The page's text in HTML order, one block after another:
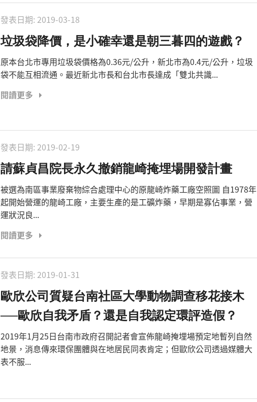
發表日期: 2019-03-18
垃圾袋降價，是小確幸還是朝三暮四的遊戲？
原本台北市專用垃圾袋價格為0.36元/公升，新北市為0.4元/公升，垃圾
袋不能互相流通。最近新北市長和台北市長達成「雙北共識...
閱讀更多
發表日期: 2019-02-19
請蘇貞昌院長永久撤銷龍崎掩埋場開發計畫
被選為南區事業廢棄物綜合處理中心的原龍崎炸藥工廠空照圖 自1978年
起開始營運的龍崎工廠，主要生產的是工礦炸藥，早期是寡佔事業，營
運狀況良...
閱讀更多
發表日期: 2019-01-31
歐欣公司質疑台南社區大學動物調查移花接木
──歐欣自我矛盾？還是自我認定環評造假？
2019年1月25日台南市政府召開記者會宣佈龍崎掩埋場預定地暫列自然
地景，消息傳來環保團體與在地居民同表肯定；但歐欣公司透過媒體大
表不服...